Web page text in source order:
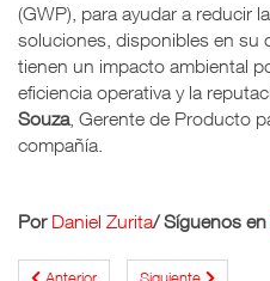
(GWP), para ayudar a reducir
soluciones, disponibles en su
tienen un impacto ambiental
eficiencia operativa y la
Souza, Gerente de Producto
compañía.
Por Daniel Zurita/ Síguenos en
Anterior Siguiente